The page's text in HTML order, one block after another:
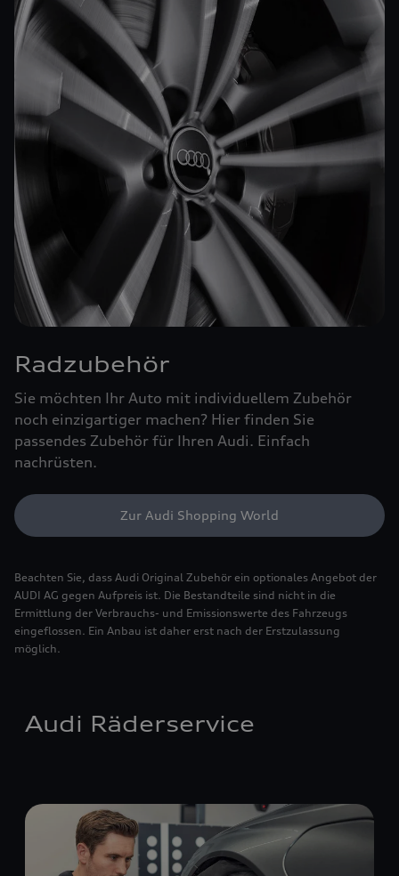
Radzubehör
Sie möchten Ihr Auto mit individuellem Zubehör
noch einzigartiger machen? Hier finden Sie
passendes Zubehör für Ihren Audi. Einfach
nachrüsten.
Zur Audi Shopping World
Beachten Sie, dass Audi Original Zubehör ein optionales Angebot der
AUDI AG gegen Aufpreis ist. Die Bestandteile sind nicht in die
Ermittlung der Verbrauchs- und Emissionswerte des Fahrzeugs
eingeflossen. Ein Anbau ist daher erst nach der Erstzulassung
möglich.
Audi Räderservice